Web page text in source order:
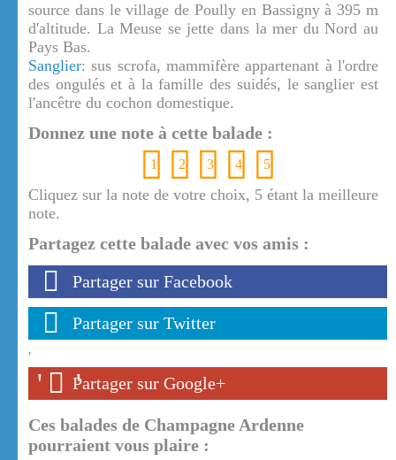
source dans le village de Poully en Bassigny à 395 m
d'altitude. La Meuse se jette dans la mer du Nord au
Pays Bas.
Sanglier: sus scrofa, mammifère appartenant à l'ordre
des ongulés et à la famille des suidés, le sanglier est
l'ancêtre du cochon domestique.
Donnez une note à cette balade :
1 2 3 4 5
Cliquez sur la note de votre choix, 5 étant la meilleure
note.
Partagez cette balade avec vos amis :
Partager sur Facebook
Partager sur Twitter
'
' '
Partager sur Google+
Ces balades de Champagne Ardenne
pourraient vous plaire :